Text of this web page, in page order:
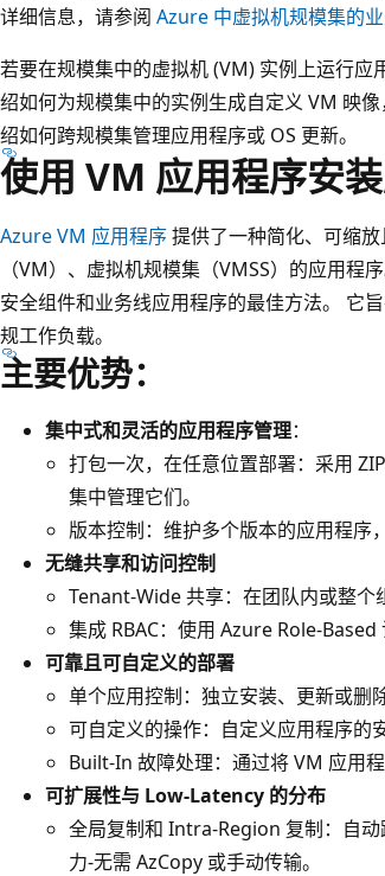
详细信息，请参阅 Azure 中虚拟机规模集的
若要在规模集中的虚拟机 (VM) 实例上运行
绍如何为规模集中的实例生成自定义 VM 映
绍如何跨规模集管理应用程序或 OS 更新。
使用 VM 应用程序安
Azure VM 应用程序提供了一种简化、可缩
（VM）、虚拟机规模集（VMSS）的应用程
安全组件和业务线应用程序的最佳方法。 它
规工作负载。
主要优势：
集中式和灵活的应用程序管理：
打包一次，在任意位置部署：采用
集中管理它们。
版本控制：维护多个版本的应用程序
无缝共享和访问控制
Tenant-Wide 共享：在团队内或整个
集成 RBAC：使用 Azure Role-Based
可靠且可自定义的部署
单个应用控制：独立安装、更新或删
可自定义的操作：自定义应用程序的
Built-In 故障处理：通过将 VM 应用
可扩展性与 Low-Latency 的分布
全局复制和 Intra-Region 复制：自
力-无需 AzCopy 或手动传输。